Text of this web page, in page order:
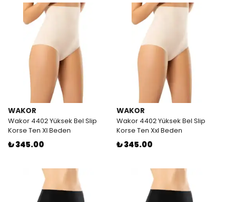
WAKOR
Wakor 4402 Yüksek Bel Slip
Korse Ten Xl Beden
₺ 345.00
WAKOR
Wakor 4402 Yüksek Bel Slip
Korse Ten Xxl Beden
₺ 345.00